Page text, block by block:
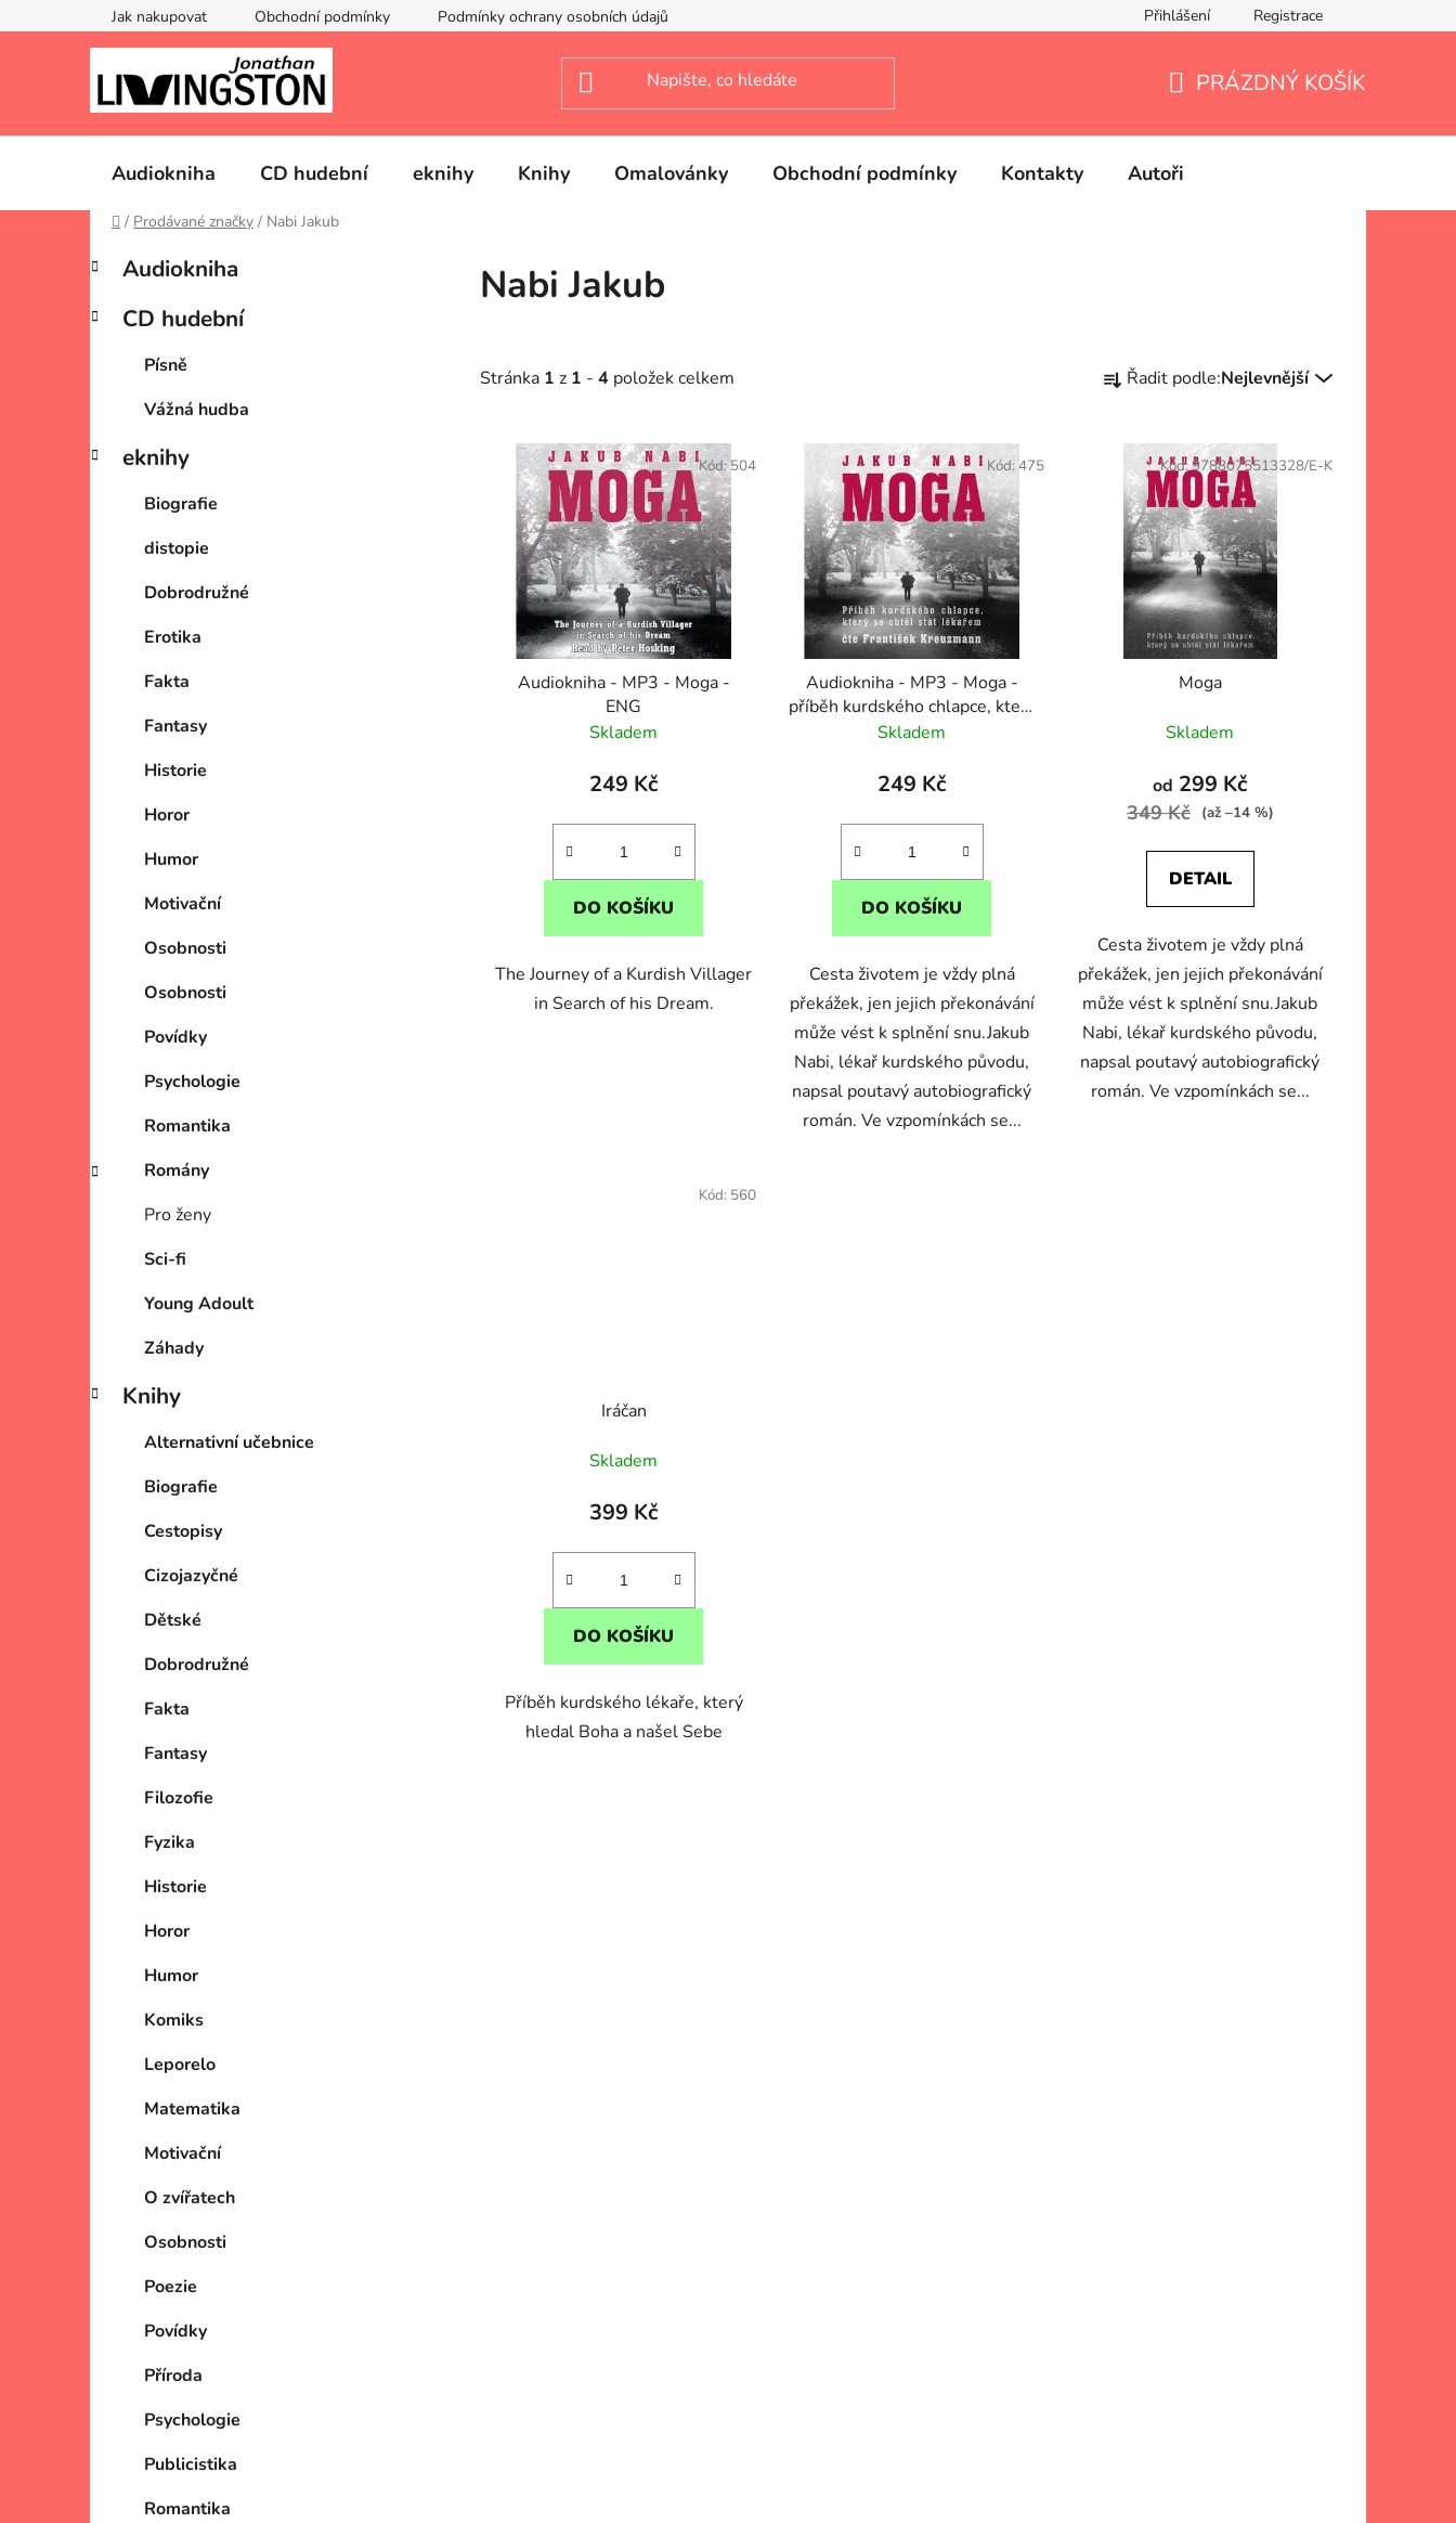
na
Jak nakupovat Obchodní podmínky Podmínky ochrany osobních údajů Přihlášení Registrace
KOŠÍK
PRÁZDNÝ KOŠÍK
Audiokniha CD hudební eknihy Knihy Omalovánky Obchodní podmínky Kontakty Autoři
Domů
/ Prodávané značky / Nabi Jakub
P
s
n
Přeskočit
kategorie
K
a
e
e
Audiokniha
CD hudební
Písně
Vážná hudba
eknihy
Biografie
distopie
Dobrodružné
Erotika
Fakta
Fantasy
Historie
Horor
Humor
Motivační
Osobnosti
Osobnosti
Povídky
Psychologie
Romantika
Romány
Pro ženy
Sci-fi
Young Adoult
Záhady
Knihy
Alternativní učebnice
Biografie
Cestopisy
Cizojazyčné
Dětské
Dobrodružné
Fakta
Fantasy
Filozofie
Fyzika
Historie
Horor
Humor
Komiks
Leporelo
Matematika
Motivační
O zvířatech
Osobnosti
Poezie
Povídky
Příroda
Psychologie
Publicistika
Romantika
Nabi Jakub
Stránka 1 z 1 - 4 položek celkem
a Řadit podle:Nejlevnější
Audiokniha - MP3 - Moga -
ENG
Skladem
249 Kč
DO KOŠÍKU
The Journey of a Kurdish Villager
in Search of his Dream.
Kód:504
Audiokniha - MP3 - Moga -
příběh kurdského chlapce, který
se chtěl stát lékařem - pouze ke
Skladem
249 Kč
DO KOŠÍKU
Cesta životem je vždy plná
překážek, jen jejich překonávání
může vést k splnění snu.Jakub
Nabi, lékař kurdského původu,
napsal poutavý autobiografický
román. Ve vzpomínkách se...
Kód:475
Moga
Skladem
od 299 Kč
349 Kč (až –14 %)
DETAIL
Cesta životem je vždy plná
překážek, jen jejich překonávání
může vést k splnění snu.Jakub
Nabi, lékař kurdského původu,
napsal poutavý autobiografický
román. Ve vzpomínkách se...
Kód:9788075513328/E-K
Iráčan
Skladem
399 Kč
DO KOŠÍKU
Příběh kurdského lékaře, který
hledal Boha a našel Sebe
Kód: 560